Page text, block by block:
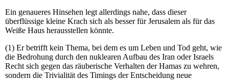
Ein genaueres Hinsehen legt allerdings nahe, dass dieser
überflüssige kleine Krach sich als besser für Jerusalem als für das
Weiße Haus herausstellen könnte.
(1) Er betrifft kein Thema, bei dem es um Leben und Tod geht, wie
die Bedrohung durch den nuklearen Aufbau des Iran oder Israels
Recht sich gegen das räuberische Verhalten der Hamas zu wehren,
sondern die Trivialität des Timings der Entscheidung neue